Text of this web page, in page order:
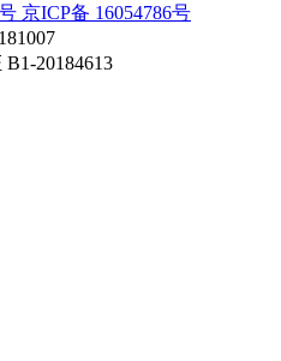
京ICP备 16054786号
20184613